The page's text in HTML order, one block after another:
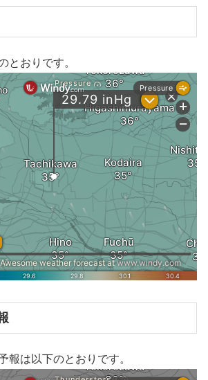
とおりです。
報は以下のとおりです。